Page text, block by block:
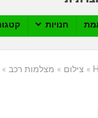
חנויות
» צילום » מצלמות רכב »